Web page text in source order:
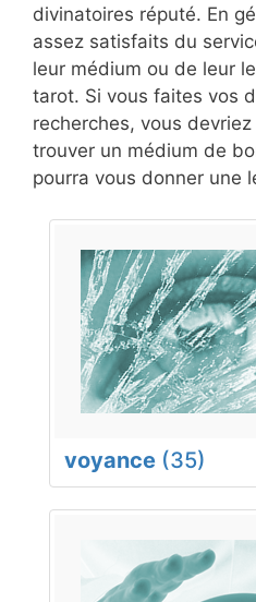
divinatoires réputé. En
assez satisfaits du
leur médium ou de leur
tarot. Si vous faites vos
recherches, vous
trouver un médium de
pourra vous donner une
voyance (35)